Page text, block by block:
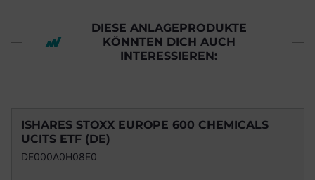
DIESE ANLAGEPRODUKTE
KÖNNTEN DICH AUCH
INTERESSIEREN:
ISHARES STOXX EUROPE 600 CHEMICALS
UCITS ETF (DE)
DE000A0H08E0